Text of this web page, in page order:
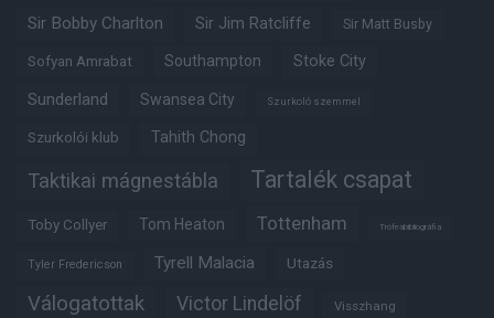
Sir Bobby Charlton Sir Jim Ratcliffe Sir Matt Busby
Sofyan Amrabat Southampton Stoke City
Sunderland Swansea City Szurkoló szemmel
Szurkolói klub Tahith Chong
Taktikai mágnestábla Tartalék csapat
Toby Collyer Tom Heaton Tottenham Trófeabibliográfia
Tyler Fredericson Tyrell Malacia Utazás
Válogatottak Victor Lindelöf Visszhang